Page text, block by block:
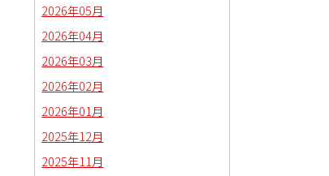
2026年05月
2026年04月
2026年03月
2026年02月
2026年01月
2025年12月
2025年11月